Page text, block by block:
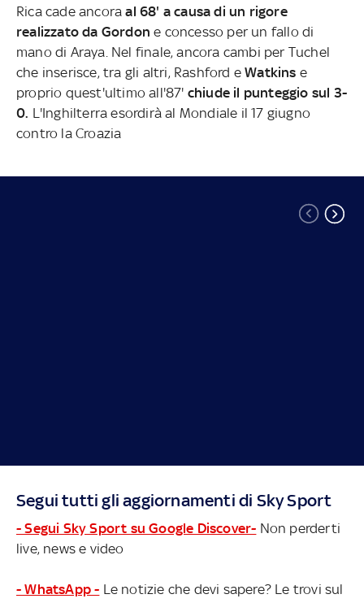
Rica cade ancoraal 68' a causa di un rigore
realizzato da Gordon e concesso per un fallo di
mano di Araya. Nel finale, ancora cambi per Tuchel
che inserisce, tra gli altri, Rashford eWatkins e
proprio quest'ultimo all'87' chiude il punteggio sul 3-
0. L'Inghilterra esordirà al Mondiale il 17 giugno
contro la Croazia
Segui tutti gli aggiornamenti di Sky Sport
- Segui Sky Sport su Google Discover- Non perderti
live, news e video
- WhatsApp - Le notizie che devi sapere? Le trovi sul